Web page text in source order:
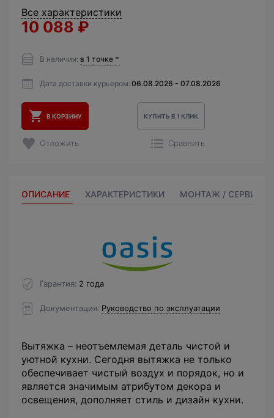
Все характеристики
10 088 ₽
В наличии: в 1 точке
Дата доставки курьером: 06.08.2026 - 07.08.2026
В КОРЗИНУ КУПИТЬ В 1 КЛИК
Отложить Сравнить
ОПИСАНИЕ ХАРАКТЕРИСТИКИ МОНТАЖ / СЕРВИС
Гарантия 2 года
Документация Руководство по эксплуатации
Вытяжка – неотъемлемая деталь чистой и
уютной кухни. Сегодня вытяжка не только
обеспечивает чистый воздух и порядок, но и
является значимым атрибутом декора и
освещения, дополняет стиль и дизайн кухни.